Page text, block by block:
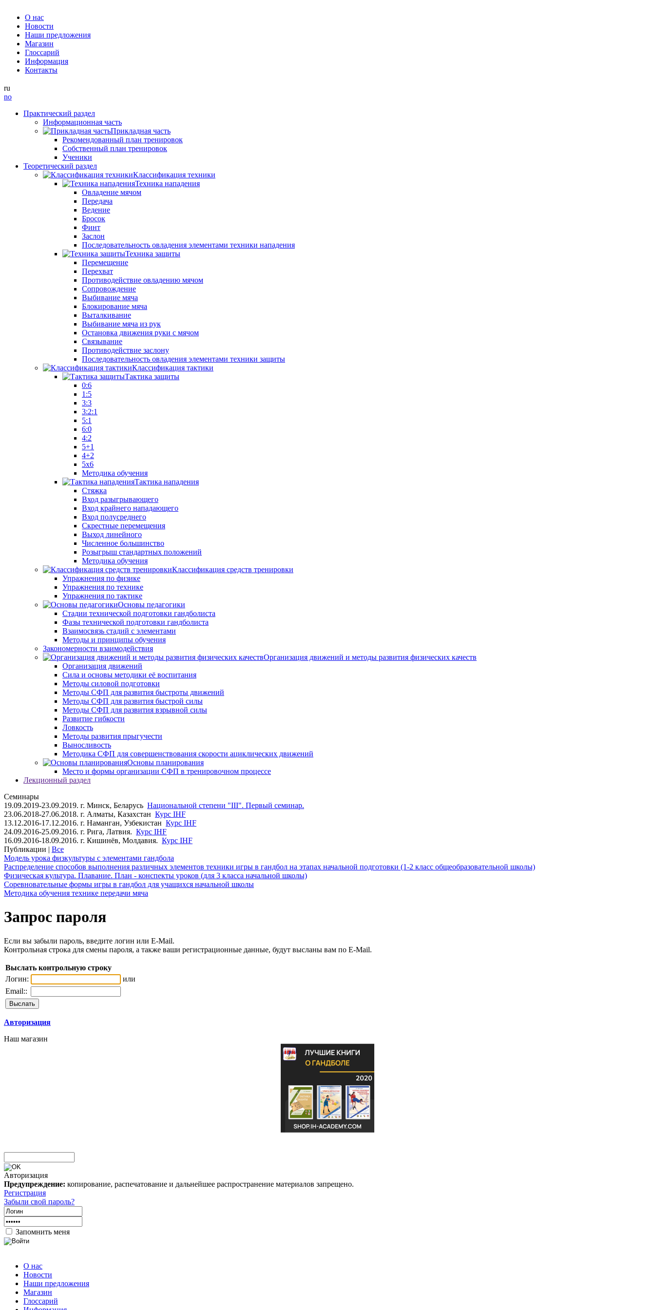
О нас
Новости
Наши предложения
Магазин
Глоссарий
Информация
Контакты
ru
no
Практический раздел
Информационная часть
Прикладная часть
Рекомендованный план тренировок
Собственный план тренировок
Ученики
Теоретический раздел
Классификация техники
Техника нападения
Овладение мячом
Передача
Ведение
Бросок
Финт
Заслон
Последовательность овладения элементами техники нападения
Техника защиты
Перемещение
Перехват
Противодействие овладению мячом
Сопровождение
Выбивание мяча
Блокирование мяча
Выталкивание
Выбивание мяча из рук
Остановка движения руки с мячом
Связывание
Противодействие заслону
Последовательность овладения элементами техники защиты
Классификация тактики
Тактика защиты
0:6
1:5
3:3
3:2:1
5:1
6:0
4:2
5+1
4+2
5x6
Методика обучения
Тактика нападения
Стяжка
Вход разыгрывающего
Вход крайнего нападающего
Вход полусреднего
Скрестные перемещения
Выход линейного
Численное большинство
Розыгрыш стандартных положений
Методика обучения
Классификация средств тренировки
Упражнения по физике
Упражнения по технике
Упражнения по тактике
Основы педагогики
Стадии технической подготовки гандболиста
Фазы технической подготовки гандболиста
Взаимосвязь стадий с элементами
Методы и принципы обучения
Закономерности взаимодействия
Организация движений и методы развития физических качеств
Организация движений
Сила и основы методики её воспитания
Методы силовой подготовки
Методы СФП для развития быстроты движений
Методы СФП для развития быстрой силы
Методы СФП для развития взрывной силы
Развитие гибкости
Ловкость
Методы развития прыгучести
Выносливость
Методика СФП для совершенствования скорости ациклических движений
Основы планирования
Место и формы организации СФП в тренировочном процессе
Лекционный раздел
Семинары
19.09.2019-23.09.2019. г. Минск, Беларусь Национальной степени "III". Первый семинар.
23.06.2018-27.06.2018. г. Алматы, Казахстан Курс IHF
13.12.2016-17.12.2016. г. Наманган, Узбекистан Курс IHF
24.09.2016-25.09.2016. г. Рига, Латвия. Курс IHF
16.09.2016-18.09.2016. г. Кишинёв, Молдавия. Курс IHF
Публикации | Все
Модель урока физкультуры с элементами гандбола
Распределение способов выполнения различных элементов техники игры в гандбол на этапах начальной подготовки (1-2 класс общеобразовательной школы)
Физическая культура. Плавание. План - конспекты уроков (для 3 класса начальной школы)
Соревновательные формы игры в гандбол для учащихся начальной школы
Методика обучения технике передачи мяча
Запрос пароля
Если вы забыли пароль, введите логин или E-Mail.
Контрольная строка для смены пароля, а также ваши регистрационные данные, будут высланы вам по E-Mail.
Выслать контрольную строку
Логин:
или
Email::
Авторизация
Наш магазин
Авторизация
Предупреждение: копирование, распечатование и дальнейшее распространение материалов запрещено.
Регистрация
Забыли свой пароль?
Запомнить меня
О нас
Новости
Наши предложения
Магазин
Глоссарий